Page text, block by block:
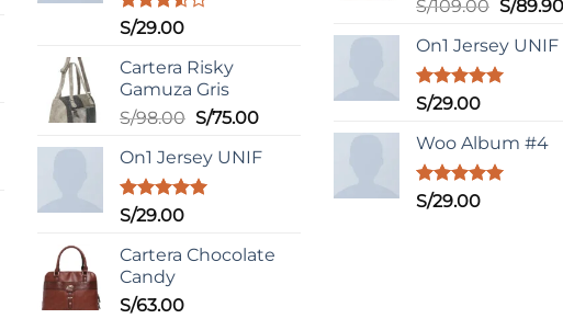
Valorado
3.50de
5
S/29.00
Cartera Risky
Gamuza Gris
S/98.00 El
original
era:
S/75.00El
actual
On1 Jersey UNIF
Valorado
de 5
S/29.00
Cartera Chocolate
Candy
S/63.00
de 5
S/109.00 El
original
era:
S/89.90
On1 Jersey UNIF
Valorado
de 5
S/29.00
Woo Album #4
Valorado
S/29.00